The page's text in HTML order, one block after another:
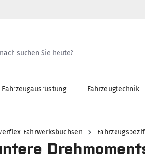
Fahrzeugausrüstung Fahrzeugtechnik
Fahrwerksbuchsen